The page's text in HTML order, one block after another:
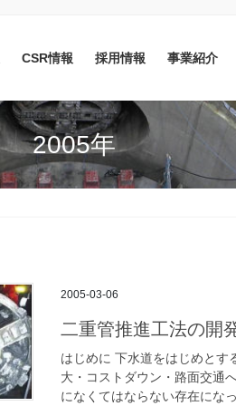
CSR情報 採用情報 事業紹介
2005年
2005-03-06
二重管推進工法の開
はじめに 下水道をはじめとす
大・コストダウン・路面交通
になくてはならない存在にな